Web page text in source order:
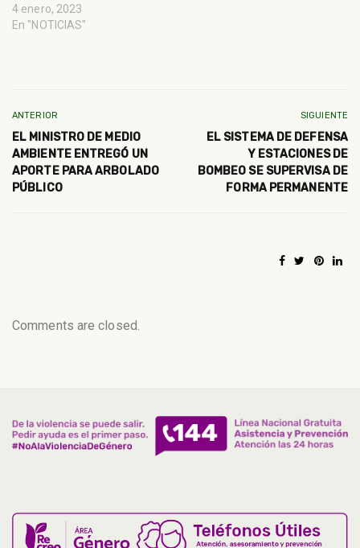
4 enero, 2023
En "NOTICIAS"
ANTERIOR
EL MINISTRO DE MEDIO
AMBIENTE ENTREGÓ UN
APORTE PARA ARBOLADO
PÚBLICO
SIGUIENTE
EL SISTEMA DE DEFENSA
Y ESTACIONES DE
BOMBEO SE SUPERVISA DE
FORMA PERMANENTE
Comments are closed.